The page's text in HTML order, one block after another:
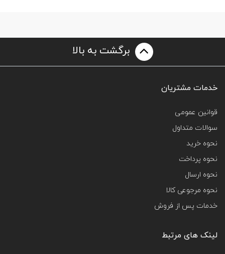
برگشت به بالا
خدمات مشتریان
قوانین عمومی
سوالات متداول
نحوه خرید
نحوه پرداخت
نحوه ارسال
نحوه مرجوعی کالا
خدمات پس از فروش
لینک های مرتبط